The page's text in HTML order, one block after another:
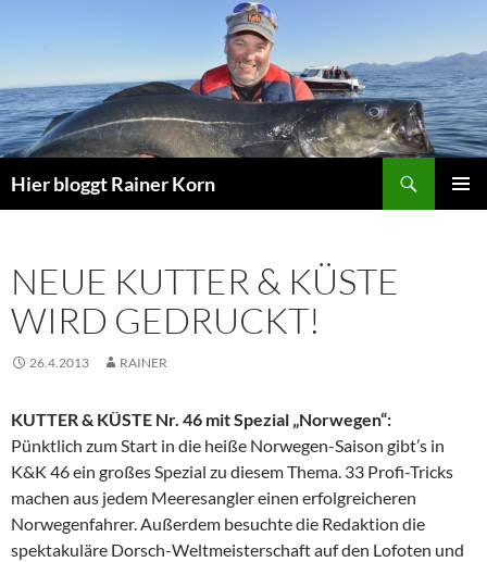
Hier bloggt Rainer Korn
NEUE KUTTER & KÜSTE
WIRD GEDRUCKT!
26.4.2013 RAINER
KUTTER & KÜSTE Nr. 46 mit Spezial „Norwegen“:
Pünktlich zum Start in die heiße Norwegen-Saison gibt’s in
K&K 46 ein großes Spezial zu diesem Thema. 33 Profi-Tricks
machen aus jedem Meeresangler einen erfolgreicheren
Norwegenfahrer. Außerdem besuchte die Redaktion die
spektakuläre Dorsch-Weltmeisterschaft auf den Lofoten und